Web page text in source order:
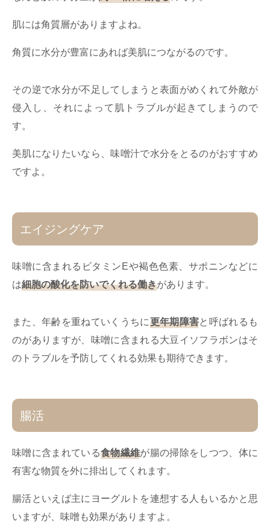
肌には角質層がありますよね。
角質に水分が豊富にあれば美肌につながるのです。
その逆で水分が不足してしまうと表面がめくれて外敵が
侵入し、それによって肌トラブルが起きてしまうので
す。
美肌になりたいなら、味噌汁で水分をとるのがおすすめ
ですよ。
エイジングケア
味噌に含まれるビタミンEや褐色色素、サポニンなどに
は細胞の酸化を防いでくれる働きがあります。
また、年齢を重ねていくうちに更年期障害と呼ばれるも
のがありますが、味噌に含まれる大豆イソフラボンはそ
のトラブルを予防してくれる効果も期待できます。
腸活
味噌に含まれている食物繊維が腸の掃除をしつつ、体に
有害な物質を外に排出してくれます。
腸活といえば主にヨーグルトを連想する人もいるかと思
いますが、味噌も効果がありますよ。